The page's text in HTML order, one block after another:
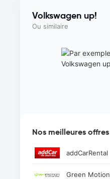
Volkswagen up!
Ou similaire
Nos meilleures offres
addCarRental
Green Motion